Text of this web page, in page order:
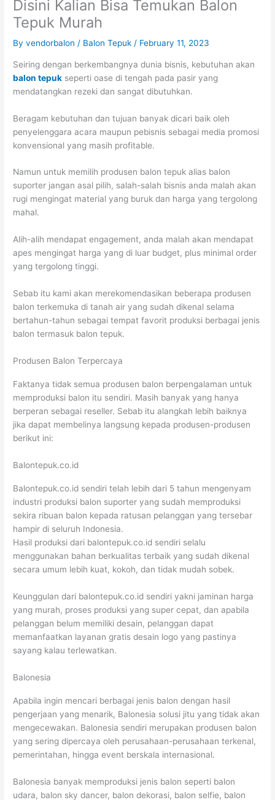
Disini Kalian Bisa Temukan Balon
Tepuk Murah
Byvendorbalon / Balon Tepuk / February 11, 2023
Seiring dengan berkembangnya dunia bisnis, kebutuhan akan
balon tepuk seperti oase di tengah pada pasir yang
mendatangkan rezeki dan sangat dibutuhkan.
Beragam kebutuhan dan tujuan banyak dicari baik oleh
penyelenggara acara maupun pebisnis sebagai media promosi
konvensional yang masih profitable.
Namun untuk memilih produsen balon tepuk alias balon
suporter jangan asal pilih, salah-salah bisnis anda malah akan
rugi mengingat material yang buruk dan harga yang tergolong
mahal.
Alih-alih mendapat engagement, anda malah akan mendapat
apes mengingat harga yang di luar budget, plus minimal order
yang tergolong tinggi.
Sebab itu kami akan merekomendasikan beberapa produsen
balon terkemuka di tanah air yang sudah dikenal selama
bertahun-tahun sebagai tempat favorit produksi berbagai jenis
balon termasuk balon tepuk.
Produsen Balon Terpercaya
Faktanya tidak semua produsen balon berpengalaman untuk
memproduksi balon itu sendiri. Masih banyak yang hanya
berperan sebagai reseller. Sebab itu alangkah lebih baiknya
jika dapat membelinya langsung kepada produsen-produsen
berikut ini:
Balontepuk.co.id
Balontepuk.co.id sendiri telah lebih dari 5 tahun mengenyam
industri produksi balon suporter yang sudah memproduksi
sekira ribuan balon kepada ratusan pelanggan yang tersebar
hampir di seluruh Indonesia.
Hasil produksi dari balontepuk.co.id sendiri selalu
menggunakan bahan berkualitas terbaik yang sudah dikenal
secara umum lebih kuat, kokoh, dan tidak mudah sobek.
Keunggulan dari balontepuk.co.id sendiri yakni jaminan harga
yang murah, proses produksi yang super cepat, dan apabila
pelanggan belum memiliki desain, pelanggan dapat
memanfaatkan layanan gratis desain logo yang pastinya
sayang kalau terlewatkan.
Balonesia
Apabila ingin mencari berbagai jenis balon dengan hasil
pengerjaan yang menarik, Balonesia solusi jitu yang tidak akan
mengecewakan. Balonesia sendiri merupakan produsen balon
yang sering dipercaya oleh perusahaan-perusahaan terkenal,
pemerintahan, hingga event berskala internasional.
Balonesia banyak memproduksi jenis balon seperti balon
udara, balon sky dancer, balon dekorasi, balon selfie, balon